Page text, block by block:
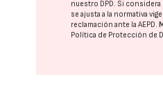
nuestro DPD. Si considera
se ajusta a la normativa
reclamación ante laAEPD.
Política de Protección de